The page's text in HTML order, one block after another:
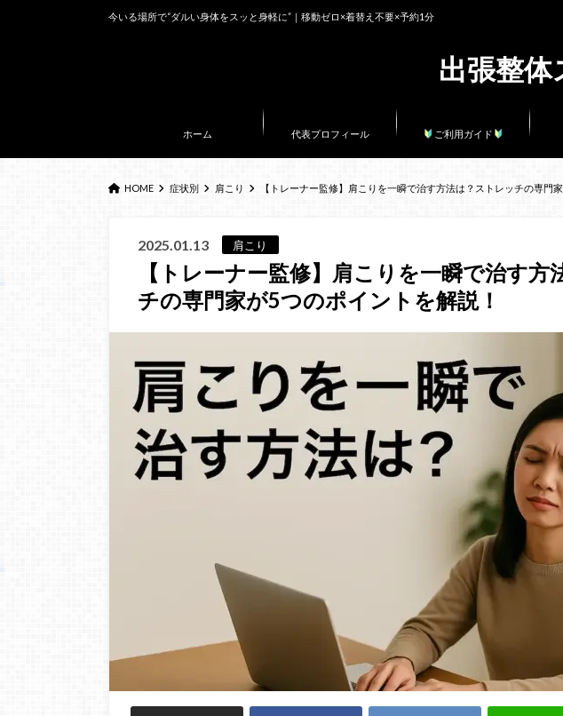
出張整
今いる場所で“ダルい身体をスッと身軽に”｜移動ゼロ×着替え不要×予約1分
ホーム 代表プロフィール ご利用ガイド
HOME 症状別 肩こり 【トレーナー監修】肩こりを一瞬で治す方法は？ストレッチの専門
2025.01.13 肩こり
【トレーナー監修】肩こりを一瞬で治す方
チの専門家が5つのポイントを解説！